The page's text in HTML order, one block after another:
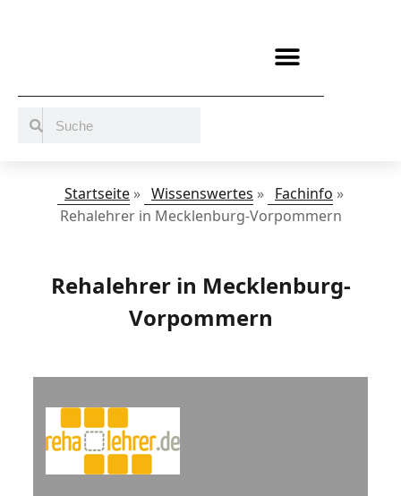
Startseite » Wissenswertes » Fachinfo »
Rehalehrer in Mecklenburg-Vorpommern
Rehalehrer in Mecklenburg-
Vorpommern